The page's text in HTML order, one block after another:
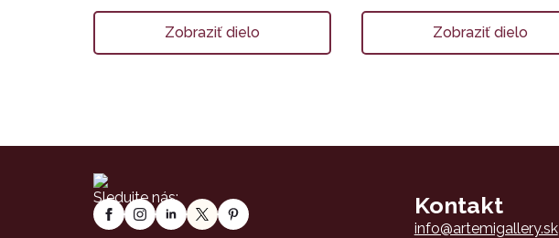
Zobraziť dielo Zobraziť dielo
Sledujte nás: Kontakt
info@artemigallery.sk